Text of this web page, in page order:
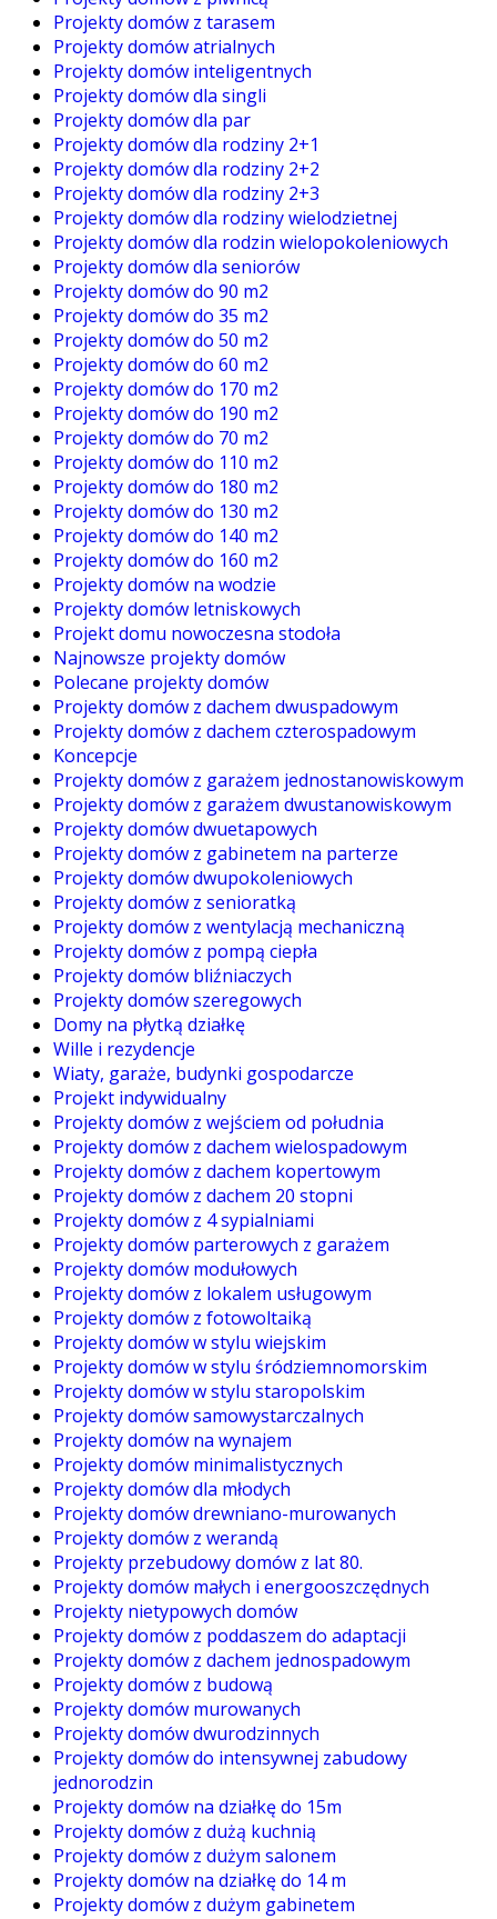
Projekty domów z tarasem
Projekty domów atrialnych
Projekty domów inteligentnych
Projekty domów dla singli
Projekty domów dla par
Projekty domów dla rodziny 2+1
Projekty domów dla rodziny 2+2
Projekty domów dla rodziny 2+3
Projekty domów dla rodziny wielodzietnej
Projekty domów dla rodzin wielopokoleniowych
Projekty domów dla seniorów
Projekty domów do 90 m2
Projekty domów do 35 m2
Projekty domów do 50 m2
Projekty domów do 60 m2
Projekty domów do 170 m2
Projekty domów do 190 m2
Projekty domów do 70 m2
Projekty domów do 110 m2
Projekty domów do 180 m2
Projekty domów do 130 m2
Projekty domów do 140 m2
Projekty domów do 160 m2
Projekty domów na wodzie
Projekty domów letniskowych
Projekt domu nowoczesna stodoła
Najnowsze projekty domów
Polecane projekty domów
Projekty domów z dachem dwuspadowym
Projekty domów z dachem czterospadowym
Koncepcje
Projekty domów z garażem jednostanowiskowym
Projekty domów z garażem dwustanowiskowym
Projekty domów dwuetapowych
Projekty domów z gabinetem na parterze
Projekty domów dwupokoleniowych
Projekty domów z senioratką
Projekty domów z wentylacją mechaniczną
Projekty domów z pompą ciepła
Projekty domów bliźniaczych
Projekty domów szeregowych
Domy na płytką działkę
Wille i rezydencje
Wiaty, garaże, budynki gospodarcze
Projekt indywidualny
Projekty domów z wejściem od południa
Projekty domów z dachem wielospadowym
Projekty domów z dachem kopertowym
Projekty domów z dachem 20 stopni
Projekty domów z 4 sypialniami
Projekty domów parterowych z garażem
Projekty domów modułowych
Projekty domów z lokalem usługowym
Projekty domów z fotowoltaiką
Projekty domów w stylu wiejskim
Projekty domów w stylu śródziemnomorskim
Projekty domów w stylu staropolskim
Projekty domów samowystarczalnych
Projekty domów na wynajem
Projekty domów minimalistycznych
Projekty domów dla młodych
Projekty domów drewniano-murowanych
Projekty domów z werandą
Projekty przebudowy domów z lat 80.
Projekty domów małych i energooszczędnych
Projekty nietypowych domów
Projekty domów z poddaszem do adaptacji
Projekty domów z dachem jednospadowym
Projekty domów z budową
Projekty domów murowanych
Projekty domów dwurodzinnych
Projekty domów do intensywnej zabudowy
jednorodzin
Projekty domów na działkę do 15m
Projekty domów z dużą kuchnią
Projekty domów z dużym salonem
Projekty domów na działkę do 14 m
Projekty domów z dużym gabinetem